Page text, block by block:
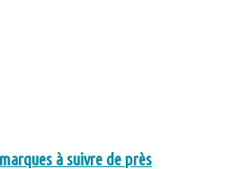
à suivre de près